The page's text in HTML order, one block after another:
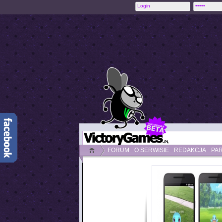
FORUM O SERWISIE REDAKCJA